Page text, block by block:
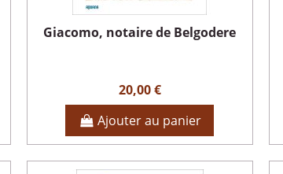
Giacomo, notaire de Belgodere
20,00 €
Ajouter au panier